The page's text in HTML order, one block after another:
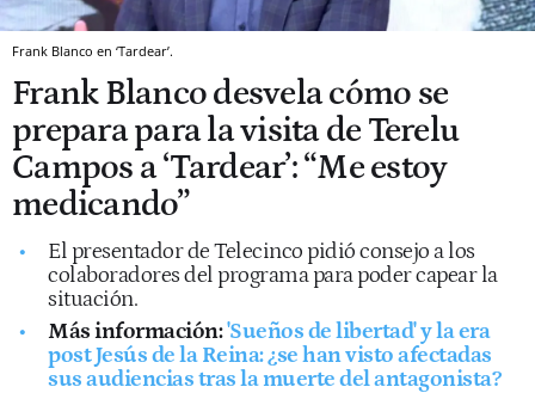
Frank Blanco en ‘Tardear’.
Frank Blanco desvela cómo se
prepara para la visita de Terelu
Campos a ‘Tardear’: “Me estoy
medicando”
El presentador de Telecinco pidió consejo a los
colaboradores del programa para poder capear la
situación.
Más información:'Sueños de libertad' y la era
post Jesús de la Reina: ¿se han visto afectadas
sus audiencias tras la muerte del antagonista?